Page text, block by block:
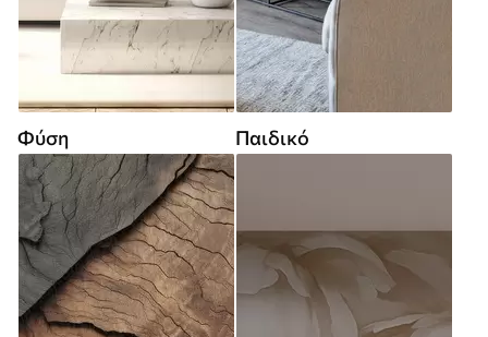
Φύση Παιδικό